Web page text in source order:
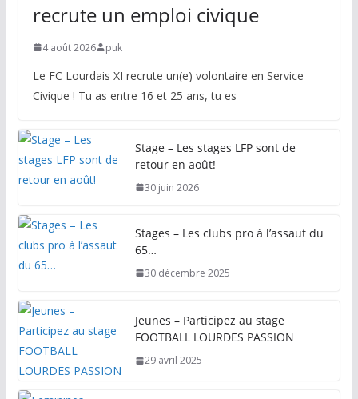
recrute un emploi civique
4 août 2026 puk
Le FC Lourdais XI recrute un(e) volontaire en Service
Civique ! Tu as entre 16 et 25 ans, tu es
Stage – Les stages LFP sont de
retour en août!
30 juin 2026
Stages – Les clubs pro à l’assaut du
65…
30 décembre 2025
Jeunes – Participez au stage
FOOTBALL LOURDES PASSION
29 avril 2025